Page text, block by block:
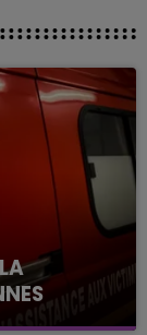
mercredi en